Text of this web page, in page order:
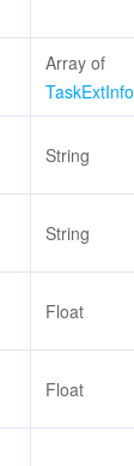
Array of
TaskExtInfo
String
String
Float
Float